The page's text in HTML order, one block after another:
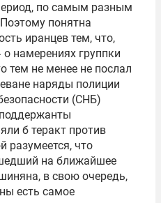
по самым разным
понятна
иранцев тем, что,
намерениях группки
тем не менее не послал
наряды полиции
(СНБ)
б теракт против
разумеется, что
на ближайшее
в свою очередь,
есть самое